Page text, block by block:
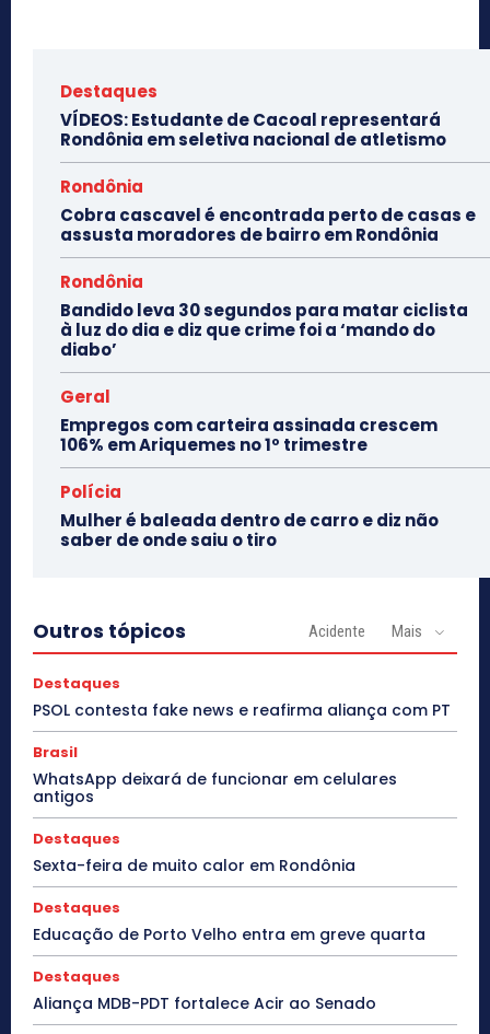
Destaques
VÍDEOS: Estudante de Cacoal representará
Rondônia em seletiva nacional de atletismo
Rondônia
Cobra cascavel é encontrada perto de casas e
assusta moradores de bairro em Rondônia
Rondônia
Bandido leva 30 segundos para matar ciclista
à luz do dia e diz que crime foi a ‘mando do
diabo’
Geral
Empregos com carteira assinada crescem
106% em Ariquemes no 1º trimestre
Polícia
Mulher é baleada dentro de carro e diz não
saber de onde saiu o tiro
Outros tópicos Acidente Mais
Destaques
PSOL contesta fake news e reafirma aliança com PT
Brasil
WhatsApp deixará de funcionar em celulares
antigos
Destaques
Sexta-feira de muito calor em Rondônia
Destaques
Educação de Porto Velho entra em greve quarta
Destaques
Aliança MDB-PDT fortalece Acir ao Senado